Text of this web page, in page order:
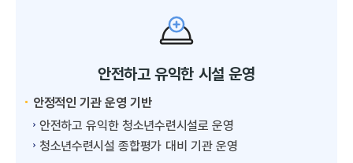
안전하고 유익한 시설 운영
안정적인 기관 운영 기반
안전하고 유익한 청소년수련시설로 운영
청소년수련시설 종합평가 대비 기관 운영